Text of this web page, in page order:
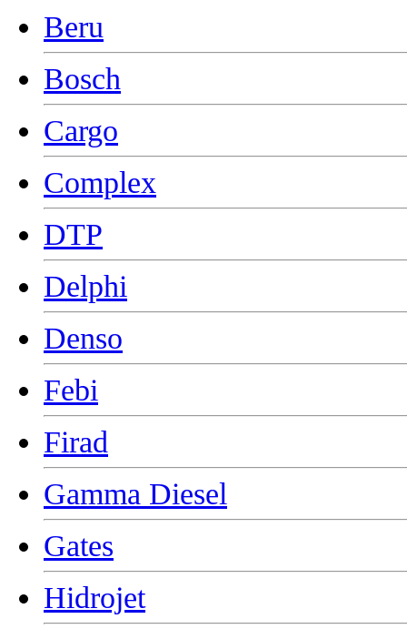
Beru
Bosch
Cargo
Complex
DTP
Delphi
Denso
Febi
Firad
Gamma Diesel
Gates
Hidrojet